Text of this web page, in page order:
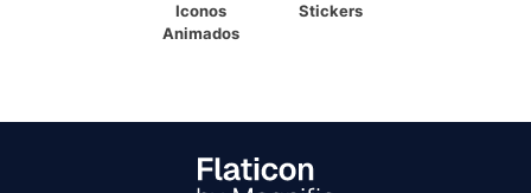
Iconos
Animados
Stickers